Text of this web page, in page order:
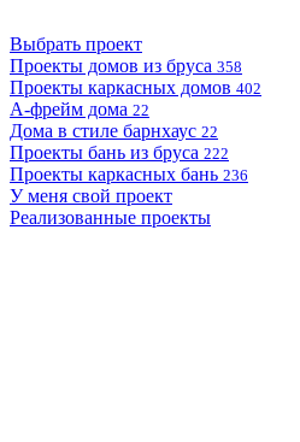
Выбрать проект
Проекты домов из бруса 358
Проекты каркасных домов 402
А-фрейм дома 22
Дома в стиле барнхаус 22
Проекты бань из бруса 222
Проекты каркасных бань 236
У меня свой проект
Реализованные проекты